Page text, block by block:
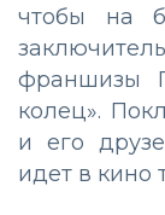
чтобы на
франшизы
колец».
и его
идет в кино